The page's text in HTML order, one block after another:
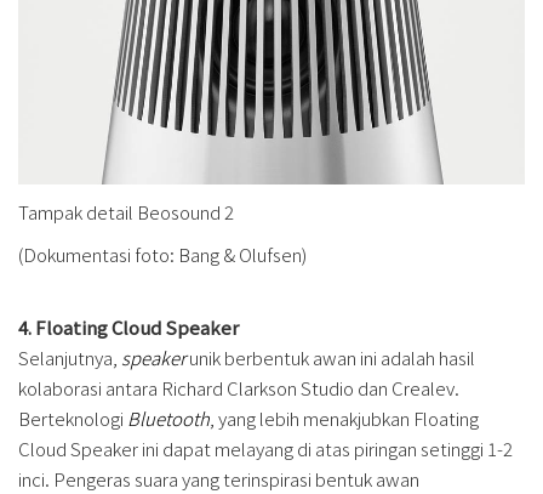
Tampak detail Beosound 2
(Dokumentasi foto: Bang & Olufsen)
4. Floating Cloud Speaker
Selanjutnya, speakerunik berbentuk awan ini adalah hasil
kolaborasi antara Richard Clarkson Studio dan Crealev.
Berteknologi Bluetooth, yang lebih menakjubkan Floating
Cloud Speaker ini dapat melayang di atas piringan setinggi 1-2
inci. Pengeras suara yang terinspirasi bentuk awan